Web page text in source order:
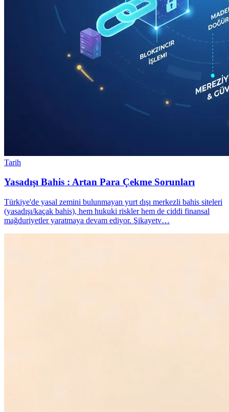
Tarih
Yasadışı Bahis : Artan Para Çekme Sorunları
Türkiye'de yasal zemini bulunmayan yurt dışı merkezli bahis siteleri
(yasadışı/kaçak bahis), hem hukuki riskler hem de ciddi finansal
mağduriyetler yaratmaya devam ediyor. Şikayetv…